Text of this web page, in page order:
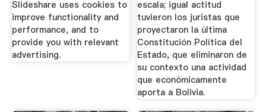
Slideshare uses cookies to
improve functionality and
performance, and to
provide you with relevant
advertising.
escala; igual actitud
tuvieron los juristas que
proyectaron la última
Constitución Política del
Estado, que eliminaron de
su contexto una actividad
que económicamente
aporta a Bolivia.